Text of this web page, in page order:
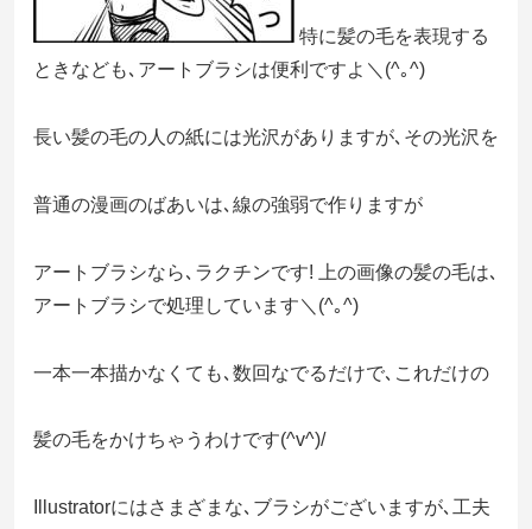
特に髪の毛を表現する
ときなども､アートブラシは便利ですよ＼(^｡^)
長い髪の毛の人の紙には光沢がありますが､その光沢を
普通の漫画のばあいは､線の強弱で作りますが
アートブラシなら､ラクチンです! 上の画像の髪の毛は､
アートブラシで処理しています＼(^｡^)
一本一本描かなくても､数回なでるだけで､これだけの
髪の毛をかけちゃうわけです(^v^)/
Illustratorにはさまざまな､ブラシがございますが､工夫